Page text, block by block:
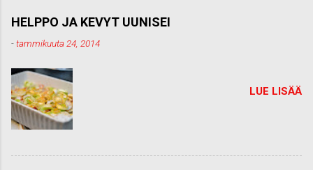
HELPPO JA KEVYT UUNISEI
-tammikuuta 24, 2014
LUE LISÄÄ